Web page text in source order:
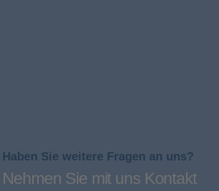
Haben Sie weitere Fragen an uns?
Nehmen Sie mit uns Kontakt